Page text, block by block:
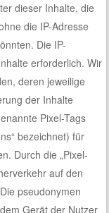
dieser Inhalte, die
die IP-Adresse
Die IP-
erforderlich. Wir
deren jeweilige
der Inhalte
Pixel-Tags
bezeichnet) für
Durch die „Pixel-
auf den
pseudonymen
Gerät der Nutzer